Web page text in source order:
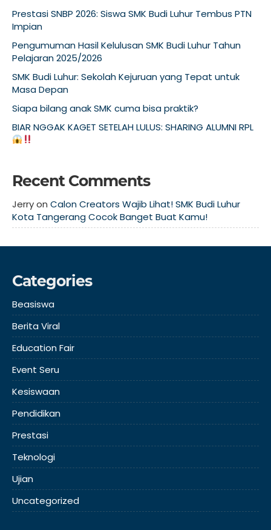
Prestasi SNBP 2026: Siswa SMK Budi Luhur Tembus PTN
Impian
Pengumuman Hasil Kelulusan SMK Budi Luhur Tahun
Pelajaran 2025/2026
SMK Budi Luhur: Sekolah Kejuruan yang Tepat untuk
Masa Depan
Siapa bilang anak SMK cuma bisa praktik?
BIAR NGGAK KAGET SETELAH LULUS: SHARING ALUMNI RPL
Recent Comments
Jerryon Calon Creators Wajib Lihat! SMK Budi Luhur
Kota Tangerang Cocok Banget Buat Kamu!
Categories
Beasiswa
Berita Viral
Education Fair
Event Seru
Kesiswaan
Pendidikan
Prestasi
Teknologi
Ujian
Uncategorized